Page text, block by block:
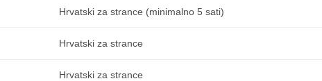
Hrvatski za strance (minimalno 5 sati)
Hrvatski za strance
Hrvatski za strance